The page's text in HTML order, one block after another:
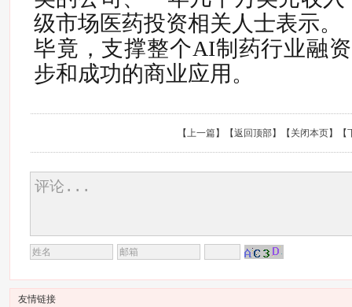
级市场医药投资相关人士表示。
毕竟， 支撑整个AI制药行业融
步和成功的商业应用。
【上一篇】【返回顶部】【 关闭本页】【
友情链接